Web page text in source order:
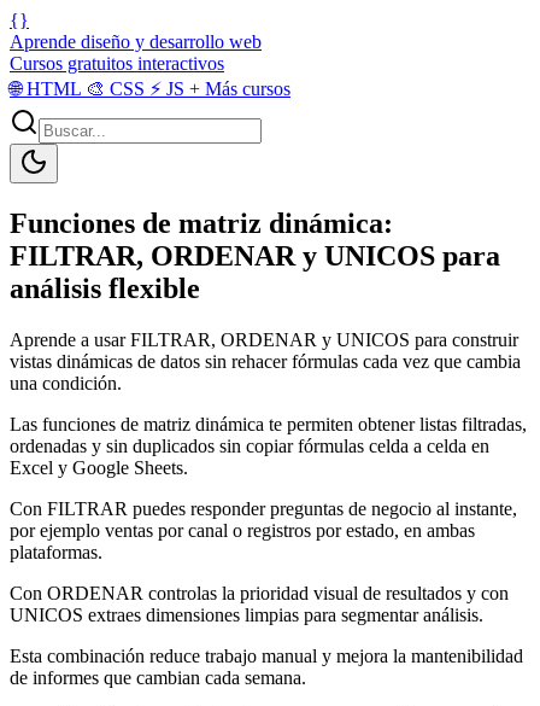
{}
Aprende diseño y desarrollo web
Cursos gratuitos interactivos
🌐HTML 🎨 CSS ⚡ JS + Más cursos
Funciones de matriz dinámica:
FILTRAR, ORDENAR y UNICOS para
análisis flexible
Aprende a usar FILTRAR, ORDENAR y UNICOS para construir
vistas dinámicas de datos sin rehacer fórmulas cada vez que cambia
una condición.
Las funciones de matriz dinámica te permiten obtener listas filtradas,
ordenadas y sin duplicados sin copiar fórmulas celda a celda en
Excel y Google Sheets.
Con FILTRAR puedes responder preguntas de negocio al instante,
por ejemplo ventas por canal o registros por estado, en ambas
plataformas.
Con ORDENAR controlas la prioridad visual de resultados y con
UNICOS extraes dimensiones limpias para segmentar análisis.
Esta combinación reduce trabajo manual y mejora la mantenibilidad
de informes que cambian cada semana.